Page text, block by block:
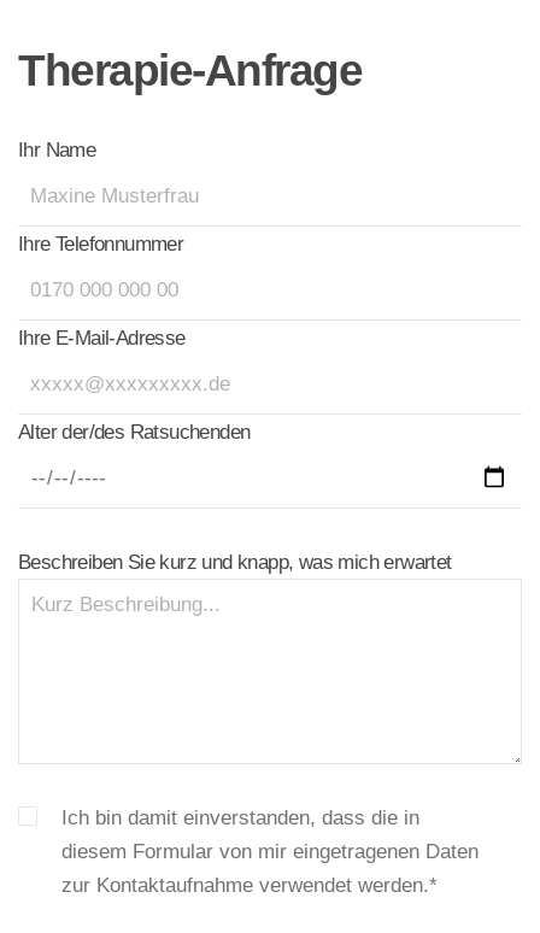
Therapie-Anfrage
Ihr Name
Ihre Telefonnummer
Ihre E-Mail-Adresse
Alter der/des Ratsuchenden
Beschreiben Sie kurz und knapp, was mich erwartet
Ich bin damit einverstanden, dass die in
diesem Formular von mir eingetragenen Daten
zur Kontaktaufnahme verwendet werden.*